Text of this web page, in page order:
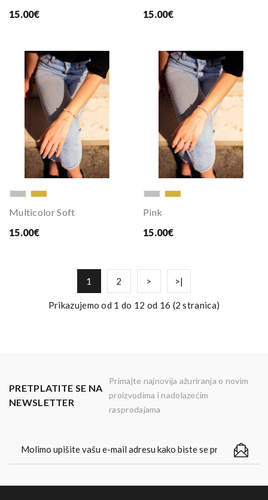
15.00€
15.00€
Multicolor Soft
15.00€
Pink
15.00€
1 2 > >|
Prikazujemo od 1 do 12 od 16 (2 stranica)
PRETPLATITE SE NA
NEWSLETTER
Primajte najnovija ažuriranja o novim
proizvodima i nadolazećim
rasprodajama